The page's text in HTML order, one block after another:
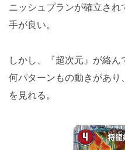
ニッシュプランが確立さ
手が良い。
しかし、『超次元』が絡
何パターンもの動きがあ
を見れる。